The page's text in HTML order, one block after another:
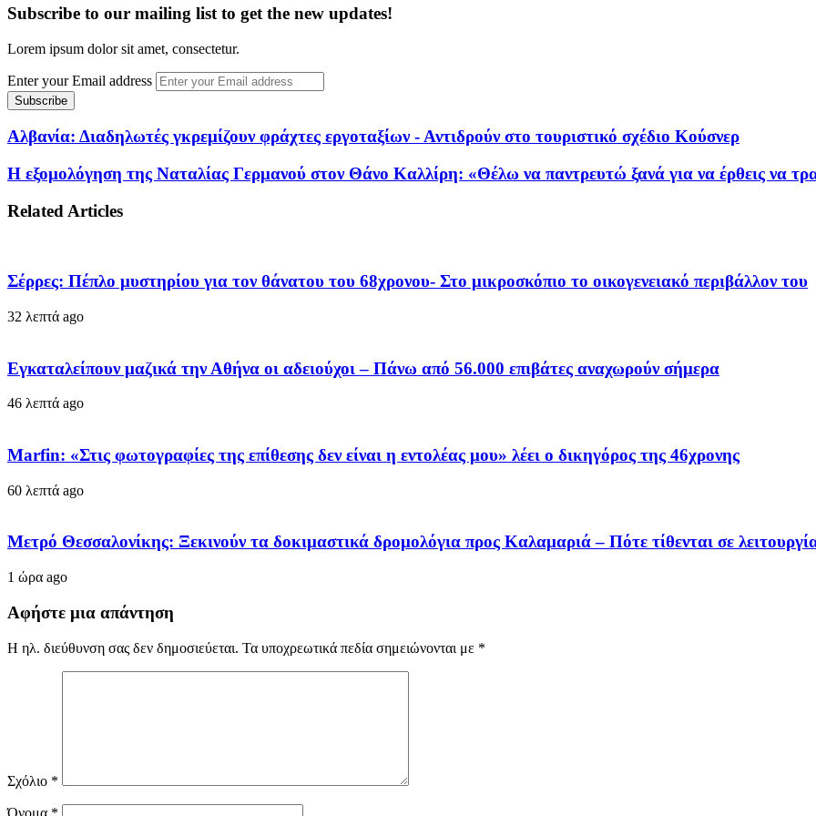
Subscribe to our mailing list to get the new updates!
Lorem ipsum dolor sit amet, consectetur.
Enter your Email address
Αλβανία: Διαδηλωτές γκρεμίζουν φράχτες εργοταξίων - Αντιδρούν στο τουριστικό σχέδιο Κούσνερ
Η εξομολόγηση της Ναταλίας Γερμανού στον Θάνο Καλλίρη: «Θέλω να παντρευτώ ξανά για να έρθεις να
Related Articles
Σέρρες: Πέπλο μυστηρίου για τον θάνατου του 68χρονου- Στο μικροσκόπιο το οικογενειακό περιβάλλον του
32 λεπτά ago
Εγκαταλείπουν μαζικά την Αθήνα οι αδειούχοι – Πάνω από 56.000 επιβάτες αναχωρούν σήμερα
46 λεπτά ago
Marfin: «Στις φωτογραφίες της επίθεσης δεν είναι η εντολέας μου» λέει ο δικηγόρος της 46χρονης
60 λεπτά ago
Μετρό Θεσσαλονίκης: Ξεκινούν τα δοκιμαστικά δρομολόγια προς Καλαμαριά – Πότε τίθενται σε
1 ώρα ago
Αφήστε μια απάντηση
Η ηλ. διεύθυνση σας δεν δημοσιεύεται. Τα υποχρεωτικά πεδία σημειώνονται με *
Σχόλιο *
Όνομα *